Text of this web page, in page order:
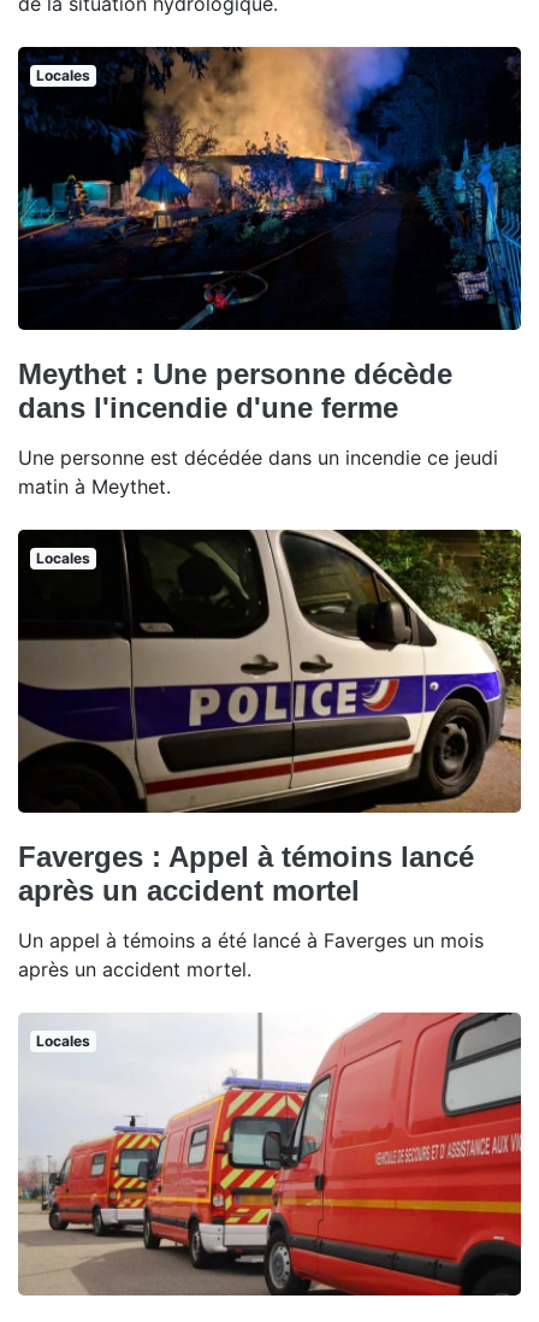
Locales
Meythet : Une personne décède
dans l'incendie d'une ferme
Une personne est décédée dans un incendie ce jeudi
matin à Meythet.
Locales
Faverges : Appel à témoins lancé
après un accident mortel
Un appel à témoins a été lancé à Faverges un mois
après un accident mortel.
Locales